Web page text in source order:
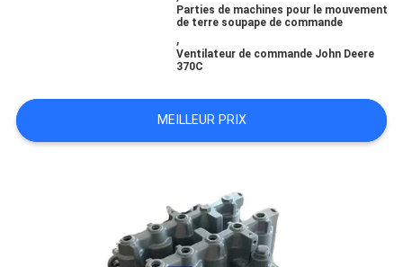
TOUS
LES
Parties de machines pour le mouvement
de terre soupape de commande
,
Ventilateur de commande John Deere
370C
MEILLEUR PRIX